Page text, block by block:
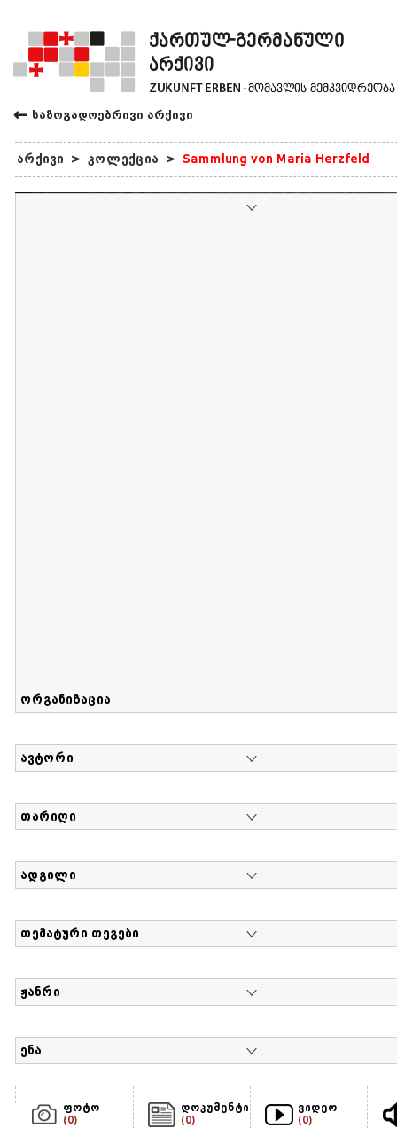
← საზოგადოებრივი არქივი
არქივი > კოლექცია > Sammlung von Maria Herzfeld
ორგანიზაცია
ავტორი
თარიღი
ადგილი
თემატური თეგები
ჟანრი
ენა
ფოტო
(0)
დოკუმენტი
(0)
ვიდეო
(0)